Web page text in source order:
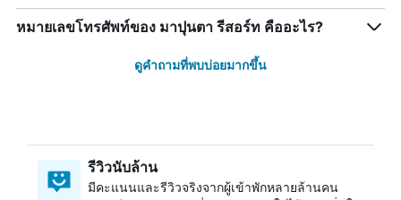
หมายเลขโทรศัพท์ของ มาปุนตา รีสอร์ท คืออะไร?
ดูคำถามที่พบบ่อยมากขึ้น
รีวิวนับล้าน
มีคะแนนและรีวิวจริงจากผู้เข้าพักหลายล้านคน